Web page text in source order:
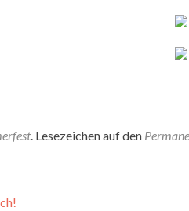
. Lesezeichen auf den